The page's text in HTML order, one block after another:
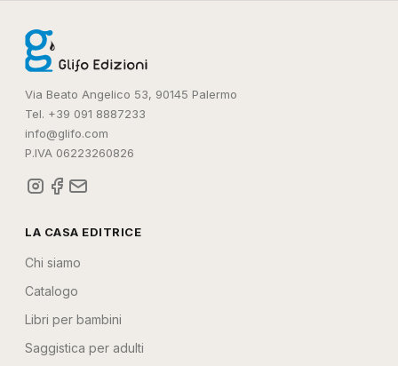
Via Beato Angelico 53, 90145 Palermo
Tel. +39 091 8887233
info@glifo.com
P.IVA 06223260826
LA CASA EDITRICE
Chi siamo
Catalogo
Libri per bambini
Saggistica per adulti